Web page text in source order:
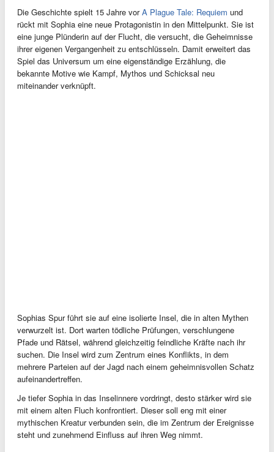
Die Geschichte spielt 15 Jahre vorA Plague Tale: Requiem und
rückt mit Sophia eine neue Protagonistin in den Mittelpunkt. Sie ist
eine junge Plünderin auf der Flucht, die versucht, die Geheimnisse
ihrer eigenen Vergangenheit zu entschlüsseln. Damit erweitert das
Spiel das Universum um eine eigenständige Erzählung, die
bekannte Motive wie Kampf, Mythos und Schicksal neu
miteinander verknüpft.
Sophias Spur führt sie auf eine isolierte Insel, die in alten Mythen
verwurzelt ist. Dort warten tödliche Prüfungen, verschlungene
Pfade und Rätsel, während gleichzeitig feindliche Kräfte nach ihr
suchen. Die Insel wird zum Zentrum eines Konflikts, in dem
mehrere Parteien auf der Jagd nach einem geheimnisvollen Schatz
aufeinandertreffen.
Je tiefer Sophia in das Inselinnere vordringt, desto stärker wird sie
mit einem alten Fluch konfrontiert. Dieser soll eng mit einer
mythischen Kreatur verbunden sein, die im Zentrum der Ereignisse
steht und zunehmend Einfluss auf ihren Weg nimmt.